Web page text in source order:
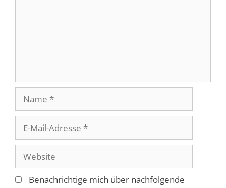
Mail-
Adresse
Website
Benachrichtige mich über nachfolgende